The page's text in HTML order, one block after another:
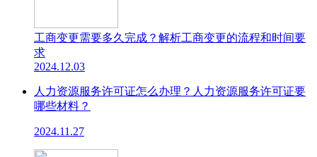
工商变更需要多久完成？解析工商变更的流程和时间要
求
2024.12.03
人力资源服务许可证怎么办理？人力资源服务许可证要
哪些材料？
2024.11.27